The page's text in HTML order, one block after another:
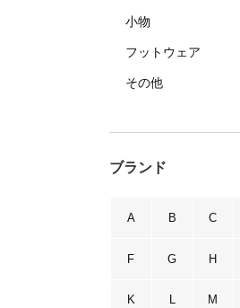
小物
フットウェア
その他
ブランド
A B C
F G H
K L M